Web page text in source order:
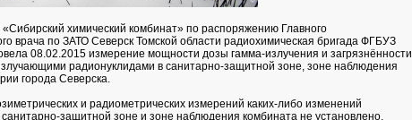
химический комбинат» по распоряжению Главного
врача по ЗАТО Северск Томской области радиохимическая бригада ФГБУЗ
08.02.2015 измерение мощности дозы гамма-излучения и загрязнённости
радионуклидами в санитарно-защитной зоне, зоне наблюдения
города Северска.
и радиометрических измерений каких-либо изменений
защитной зоне и зоне наблюдения комбината не установлено.